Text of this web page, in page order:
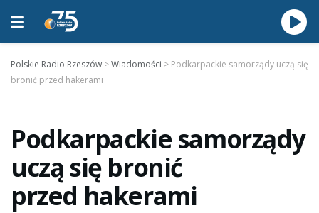
Polskie Radio Rzeszów >Wiadomości > Podkarpackie samorządy uczą się
bronić przed hakerami
Podkarpackie samorządy
uczą się bronić
przed hakerami